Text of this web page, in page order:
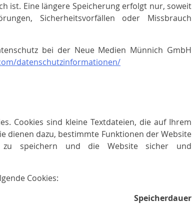
ist. Eine längere Speicherung erfolgt nur, soweit
Sicherheitsvorfällen oder Missbrauch
bei der Neue Medien Münnich GmbH
datenschutzinformationen/
Cookies sind kleine Textdateien, die auf Ihrem
dienen dazu, bestimmte Funktionen der Website
zu speichern und die Website sicher und
Cookies:
Speicherdauer